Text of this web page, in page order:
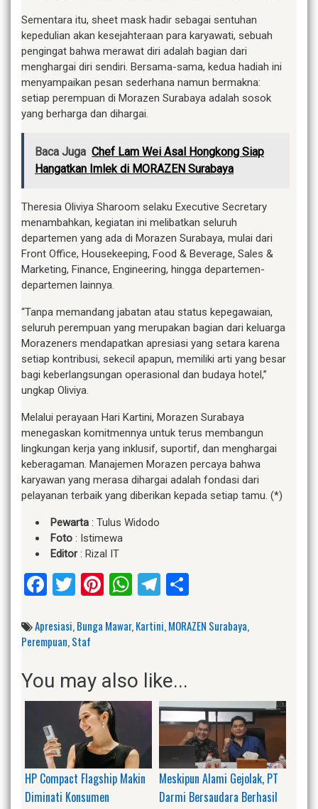
Sementara itu, sheet mask hadir sebagai sentuhan
kepedulian akan kesejahteraan para karyawati, sebuah
pengingat bahwa merawat diri adalah bagian dari
menghargai diri sendiri. Bersama-sama, kedua hadiah ini
menyampaikan pesan sederhana namun bermakna:
setiap perempuan di Morazen Surabaya adalah sosok
yang berharga dan dihargai.
Baca Juga Chef Lam Wei Asal Hongkong Siap
Hangatkan Imlek di MORAZEN Surabaya
Theresia Oliviya Sharoom selaku Executive Secretary
menambahkan, kegiatan ini melibatkan seluruh
departemen yang ada di Morazen Surabaya, mulai dari
Front Office, Housekeeping, Food & Beverage, Sales &
Marketing, Finance, Engineering, hingga departemen-
departemen lainnya.
“Tanpa memandang jabatan atau status kepegawaian,
seluruh perempuan yang merupakan bagian dari keluarga
Morazeners mendapatkan apresiasi yang setara karena
setiap kontribusi, sekecil apapun, memiliki arti yang besar
bagi keberlangsungan operasional dan budaya hotel,”
ungkap Oliviya.
Melalui perayaan Hari Kartini, Morazen Surabaya
menegaskan komitmennya untuk terus membangun
lingkungan kerja yang inklusif, suportif, dan menghargai
keberagaman. Manajemen Morazen percaya bahwa
karyawan yang merasa dihargai adalah fondasi dari
pelayanan terbaik yang diberikan kepada setiap tamu. (*)
Pewarta : Tulus Widodo
Foto : Istimewa
Editor: Rizal IT
Facebook
Twitter
Pinterest
WhatsApp
Telegram
Apresiasi,Bunga Mawar,Kartini,MORAZEN Surabaya,
Perempuan,Staf
You may also like...
HP Compact Flagship Makin
Diminati Konsumen
Meskipun Alami Gejolak, PT
Darmi Bersaudara Berhasil